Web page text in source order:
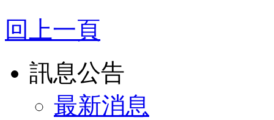
回上一頁
訊息公告
最新消息